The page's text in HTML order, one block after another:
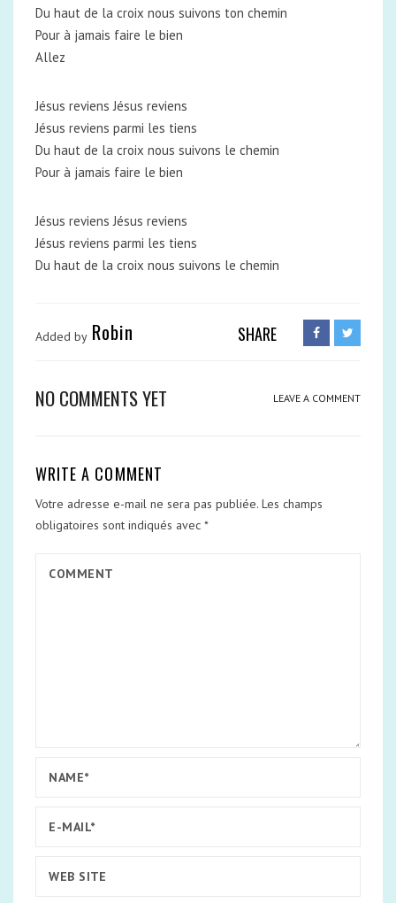
Du haut de la croix nous suivons ton chemin
Pour à jamais faire le bien
Allez
Jésus reviens Jésus reviens
Jésus reviens parmi les tiens
Du haut de la croix nous suivons le chemin
Pour à jamais faire le bien
Jésus reviens Jésus reviens
Jésus reviens parmi les tiens
Du haut de la croix nous suivons le chemin
Added by Robin SHARE
NO COMMENTS YET LEAVE A COMMENT
WRITE A COMMENT
Votre adresse e-mail ne sera pas publiée. Les champs
obligatoires sont indiqués avec *